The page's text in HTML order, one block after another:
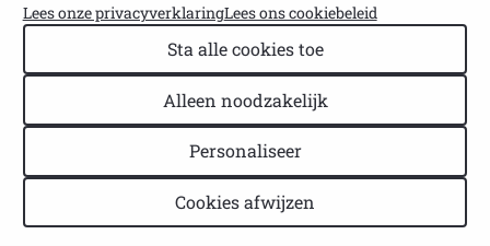
Misschien komt het ooit zover dat Sjögren écht te
genezen is. Maar op dit moment is er nog geen
genezing mogelijk. Gelukkig kunnen de klachten
wel verminderd worden. Het is dus altijd zinvol om
naar de dokter te stappen. De juiste behandeling
kan ongemakken verlichten en het leven een
stukje aangenamer maken.
Lees onze privacyverklaringLees ons cookiebeleid
Sta alle cookies toe
Alleen noodzakelijk
Personaliseer
Cookies afwijzen